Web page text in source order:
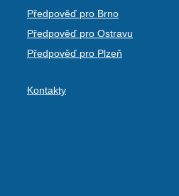
Předpověď pro Brno
Předpověď pro Ostravu
Předpověď pro Plzeň
Kontakty